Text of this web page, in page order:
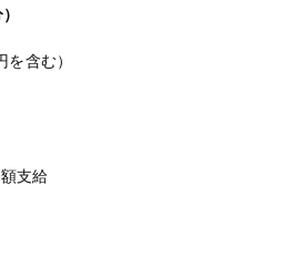
を含む）
支給